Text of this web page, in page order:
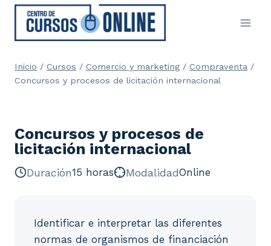
Saltar
contenido
Inicio / Cursos / Comercio y marketing / Compraventa /
Concursos y procesos de licitación internacional
Concursos y procesos de
licitación internacional
Duración15 horas ModalidadOnline
Identificar e interpretar las diferentes
normas de organismos de financiación